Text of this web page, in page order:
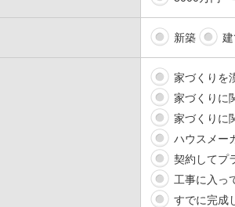
新築
家づくりを
家づくりに
家づくりに
ハウスメー
契約してプ
工事に入っ
すでに完成